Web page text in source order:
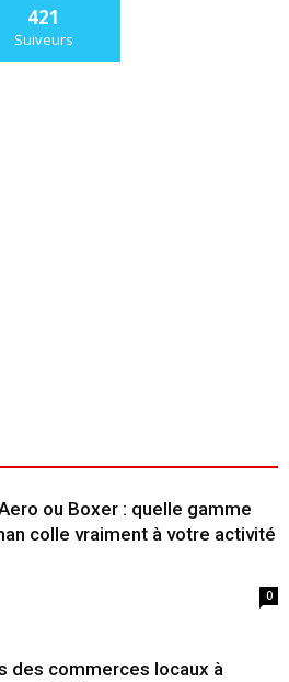
421
Suiveurs
ou Boxer : quelle gamme
colle vraiment à votre activité
0
des commerces locaux à